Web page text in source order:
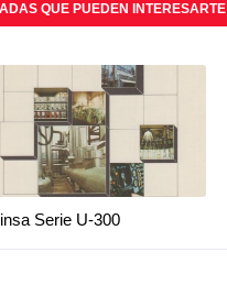
QUE PUEDEN INTERESARTE
Serie U-300